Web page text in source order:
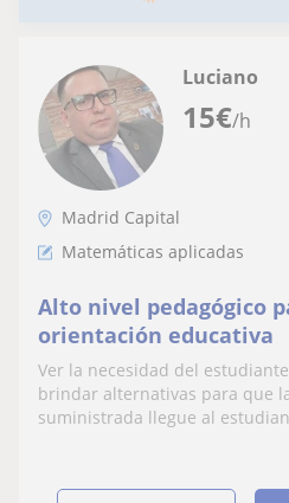
15€/h
Luciano
Madrid Capital
Matemáticas aplicadas
Alto nivel pedagógico
orientación educativa
Ver la necesidad del
brindar alternativas para que
suministrada llegue al